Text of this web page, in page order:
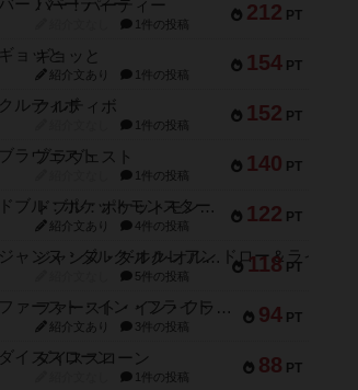
212 PT
バー！パーティー
1件の投稿
154 PT
ギョッと
紹介文あり 1件の投稿
152 PT
クルティボ
1件の投稿
140 PT
ブラヴェスト
1件の投稿
122 PT
ドブル：ポケットモンスター
紹介文あり 4件の投稿
118 PT
ジャンヌ・ダルク-オルレアン ドロー＆ライト
5件の投稿
94 PT
ファースト・イン・フライト
紹介文あり 3件の投稿
88 PT
ダイススローン
1件の投稿